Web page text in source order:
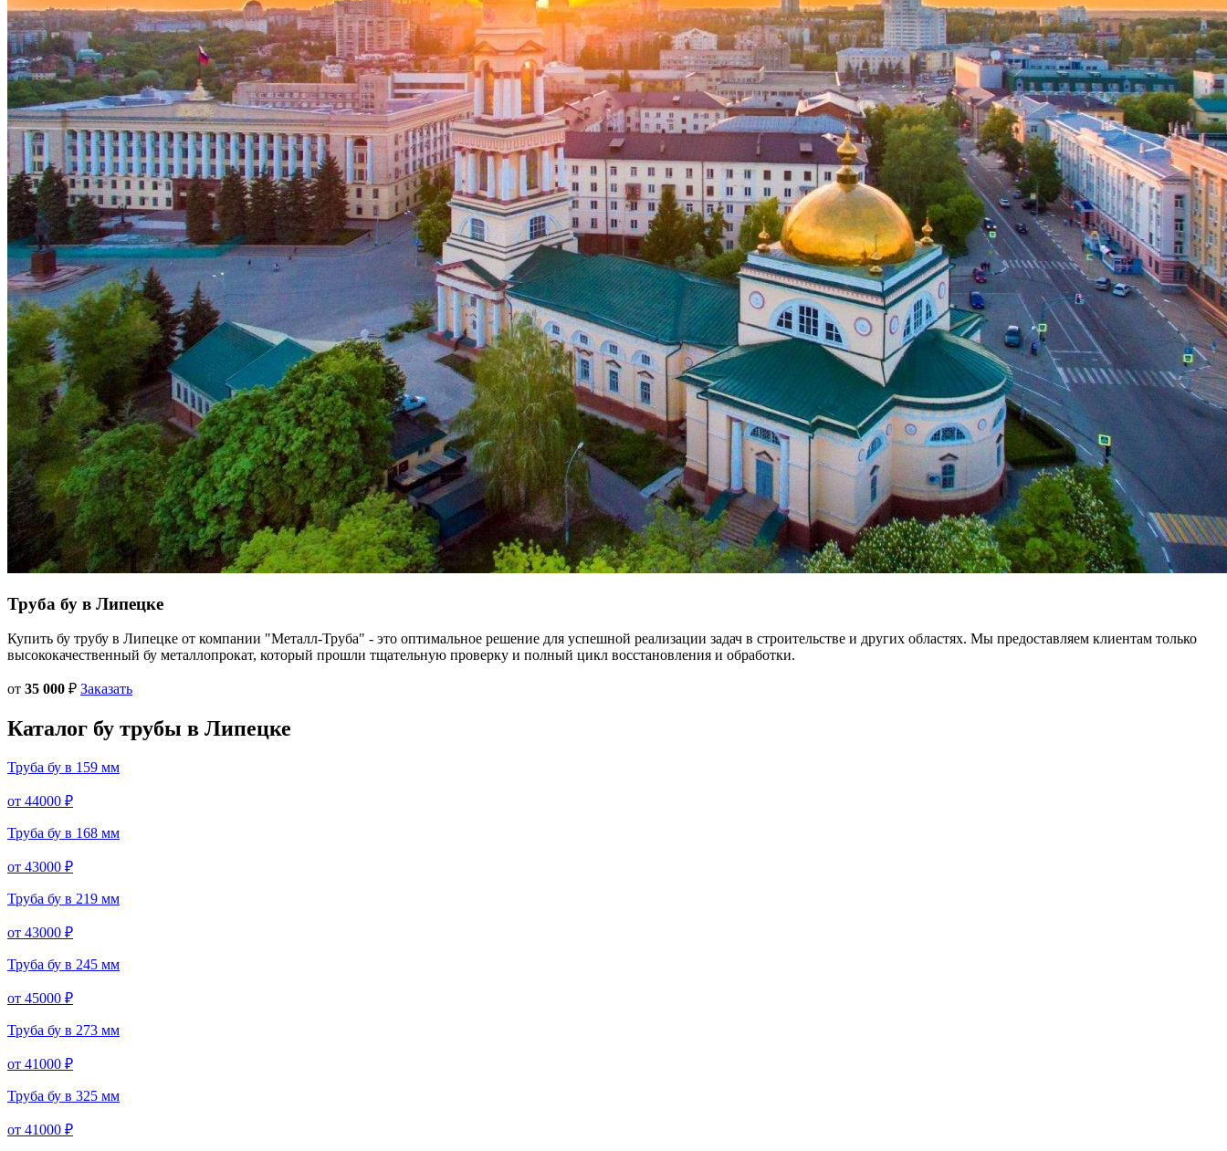
Труба бу в Липецке
Купить бу трубу в Липецке от компании "Металл-Труба" - это оптимальное решение для успешной реализации задач в строительстве и других областях. Мы предоставляем клиентам только
высококачественный бу металлопрокат, который прошли тщательную проверку и полный цикл восстановления и обработки.
от 35 000 ₽ Заказать
Каталог бу трубы в Липецке
Труба бу в 159 мм
от 44000 ₽
Труба бу в 168 мм
от 43000 ₽
Труба бу в 219 мм
от 43000 ₽
Труба бу в 245 мм
от 45000 ₽
Труба бу в 273 мм
от 41000 ₽
Труба бу в 325 мм
от 41000 ₽